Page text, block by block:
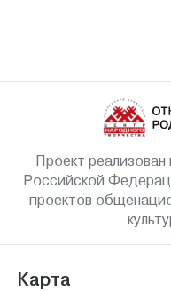
Проект
Российской
проектов
Карта